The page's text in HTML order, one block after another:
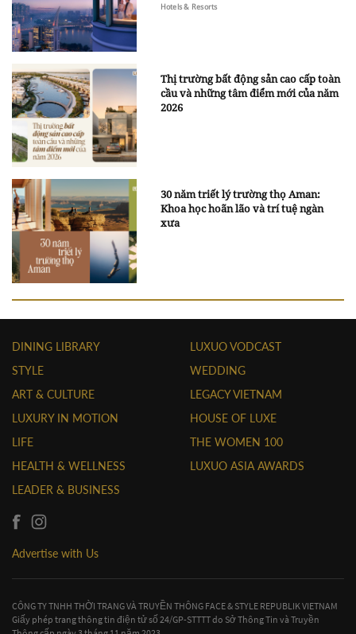
Hotels & Resorts
Thị trường bất động sản cao cấp toàn
cầu và những tâm điểm mới của năm
2026
30 năm triết lý trường thọ Aman:
Khoa học hoãn lão và trí tuệ ngàn
xưa
DINING LIBRARY
STYLE
ART & CULTURE
LUXURY IN MOTION
LIFE
HEALTH & WELLNESS
LEADER & BUSINESS
LUXUO VODCAST
WEDDING
LEGACY VIETNAM
HOUSE OF LUXE
THE WOMEN 100
LUXUO ASIA AWARDS
Advertise with Us
CÔNG TY TNHH THỜI TRANG VÀ TRUYỀN THÔNG FACE & STYLE REPUBLIK VIETNAM
Giấy phép trang thông tin điện tử số 24/GP-STTTT do Sở Thông Tin và Truyền